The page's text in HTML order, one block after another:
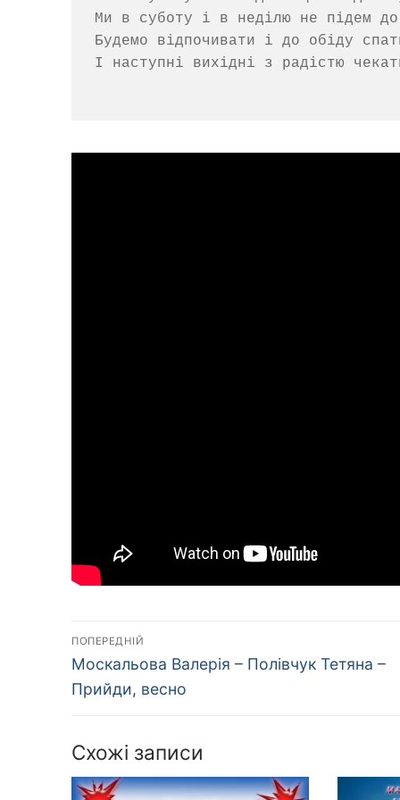
Ми в суботу і в неділю не підем
Будемо відпочивати і до обіду
І наступні вихідні з радістю
Навігація
записів
ПОПЕРЕДНІЙ
Попередній
запис:
Москальова Валерія – Полівчук Тетяна –
Прийди, весно
Схожі записи